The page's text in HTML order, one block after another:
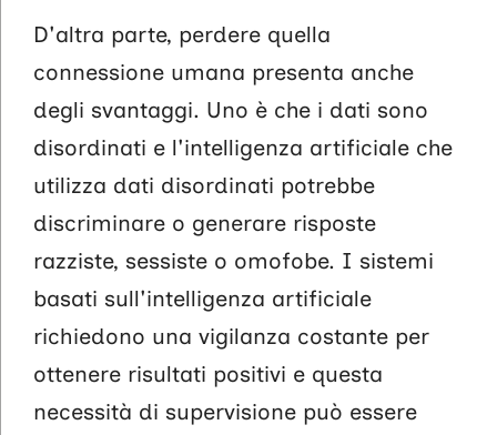
D'altra parte, perdere quella
connessione umana presenta anche
degli svantaggi. Uno è che i dati sono
disordinati e l'intelligenza artificiale che
utilizza dati disordinati potrebbe
discriminare o generare risposte
razziste, sessiste o omofobe. I sistemi
basati sull'intelligenza artificiale
richiedono una vigilanza costante per
ottenere risultati positivi e questa
necessità di supervisione può essere